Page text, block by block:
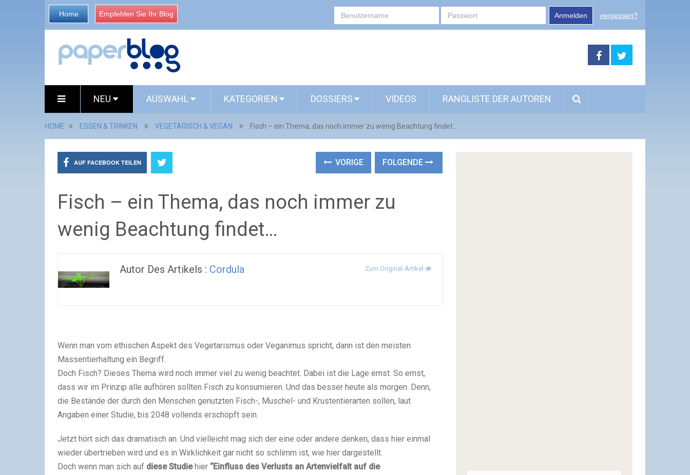
Home Empfehlen Sie Ihr Blog Anmelden vergessen?
NEU AUSWAHL KATEGORIEN DOSSIERS VIDEOS RANGLISTE DER AUTOREN
HOME ESSEN & TRINKEN VEGETARISCH & VEGAN Fisch – ein Thema, das noch immer zu wenig Beachtung findet…
AUF FACEBOOK TEILEN VORIGE FOLGENDE
Fisch – ein Thema, das noch immer zu
wenig Beachtung findet…
Autor Des Artikels : Cordula Zum Original-Artikel
Wenn man vom ethischen Aspekt des Vegetarismus oder Veganimus spricht, dann ist den meisten
Massentierhaltung ein Begriff.
Doch Fisch? Dieses Thema wird noch immer viel zu wenig beachtet. Dabei ist die Lage ernst. So ernst,
dass wir im Prinzip alle aufhören sollten Fisch zu konsumieren. Und das besser heute als morgen. Denn,
die Bestände der durch den Menschen genutzten Fisch-, Muschel- und Krustentierarten sollen, laut
Angaben einer Studie, bis 2048 vollends erschöpft sein.
Jetzt hört sich das dramatisch an. Und vielleicht mag sich der eine oder andere denken, dass hier einmal
wieder übertrieben wird und es in Wirklichkeit gar nicht so schlimm ist, wie hier dargestellt.
Doch wenn man sich auf diese Studiehier “Einfluss des Verlusts an Artenvielfalt auf die